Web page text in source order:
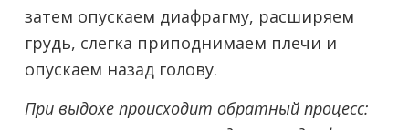
затем опускаем диафрагму, расширяем
грудь, слегка приподнимаем плечи и
опускаем назад голову.
При выдохе происходит обратный процесс: